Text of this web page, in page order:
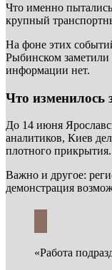
Что именно
крупный
На фоне этих
Рыбинском
информации нет.
Что изменилось
До 14 июня
аналитиков, Киев
плотного прикрытия.
Важно и другое:
демонстрация
«Работа